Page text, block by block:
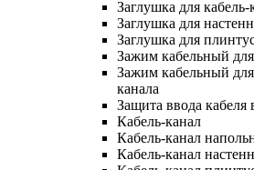
Заглушка для кабель-
Заглушка для
Заглушка для
Зажим кабельный для
Зажим кабельный
канала
Защита ввода кабеля
Кабель-канал
Кабель-канал
Кабель-канал